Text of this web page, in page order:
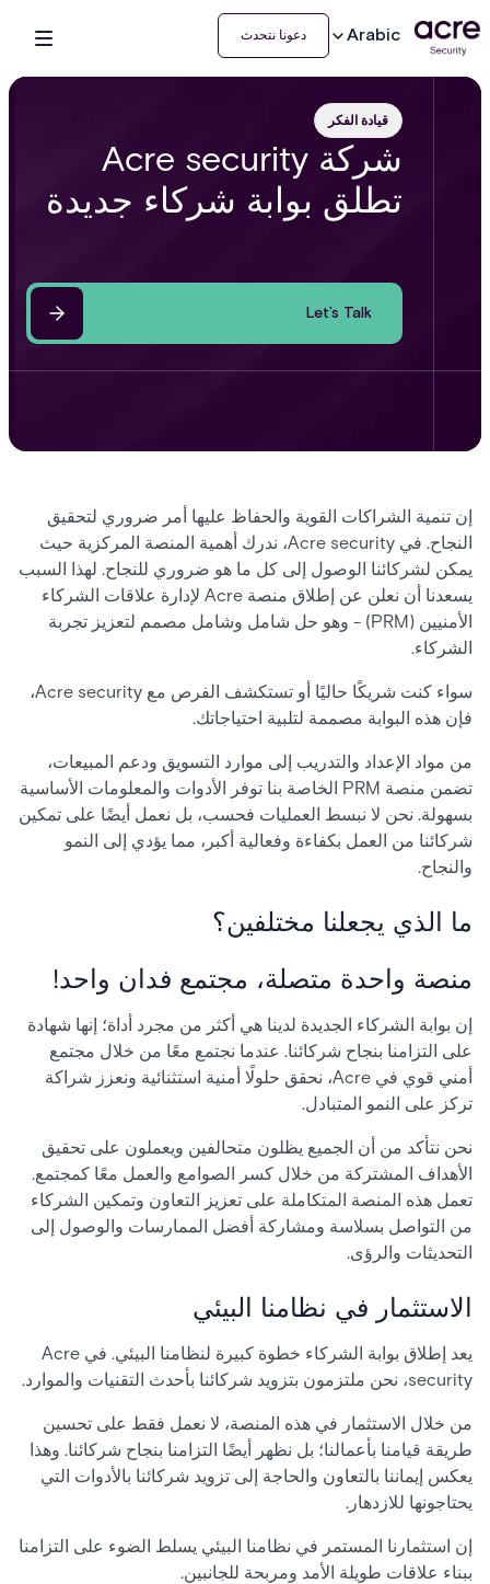
Arabic دعونا نتحدث
قيادة الفكر
شركة Acre security
تطلق بوابة شركاء جديدة
Let’s Talk
إن تنمية الشراكات القوية والحفاظ عليها أمر ضروري لتحقيق
النجاح. في Acre security، ندرك أهمية المنصة المركزية حيث
يمكن لشركائنا الوصول إلى كل ما هو ضروري للنجاح. لهذا السبب
يسعدنا أن نعلن عن إطلاق منصة Acre لإدارة علاقات الشركاء
الأمنيين (PRM) - وهو حل شامل وشامل مصمم لتعزيز تجربة
الشركاء.
سواء كنت شريكًا حاليًا أو تستكشف الفرص مع Acre security،
فإن هذه البوابة مصممة لتلبية احتياجاتك.
من مواد الإعداد والتدريب إلى موارد التسويق ودعم المبيعات،
تضمن منصة PRM الخاصة بنا توفر الأدوات والمعلومات الأساسية
بسهولة. نحن لا نبسط العمليات فحسب، بل نعمل أيضًا على تمكين
شركائنا من العمل بكفاءة وفعالية أكبر، مما يؤدي إلى النمو
والنجاح.
ما الذي يجعلنا مختلفين؟
منصة واحدة متصلة، مجتمع فدان واحد!
إن بوابة الشركاء الجديدة لدينا هي أكثر من مجرد أداة؛ إنها شهادة
على التزامنا بنجاح شركائنا. عندما نجتمع معًا من خلال مجتمع
أمني قوي في Acre، نحقق حلولًا أمنية استثنائية ونعزز شراكة
تركز على النمو المتبادل.
نحن نتأكد من أن الجميع يظلون متحالفين ويعملون على تحقيق
الأهداف المشتركة من خلال كسر الصوامع والعمل معًا كمجتمع.
تعمل هذه المنصة المتكاملة على تعزيز التعاون وتمكين الشركاء
من التواصل بسلاسة ومشاركة أفضل الممارسات والوصول إلى
التحديثات والرؤى.
الاستثمار في نظامنا البيئي
يعد إطلاق بوابة الشركاء خطوة كبيرة لنظامنا البيئي. في Acre
security، نحن ملتزمون بتزويد شركائنا بأحدث التقنيات والموارد.
من خلال الاستثمار في هذه المنصة، لا نعمل فقط على تحسين
طريقة قيامنا بأعمالنا؛ بل نظهر أيضًا التزامنا بنجاح شركائنا. وهذا
يعكس إيماننا بالتعاون والحاجة إلى تزويد شركائنا بالأدوات التي
يحتاجونها للازدهار.
إن استثمارنا المستمر في نظامنا البيئي يسلط الضوء على التزامنا
ببناء علاقات طويلة الأمد ومربحة للجانبين.